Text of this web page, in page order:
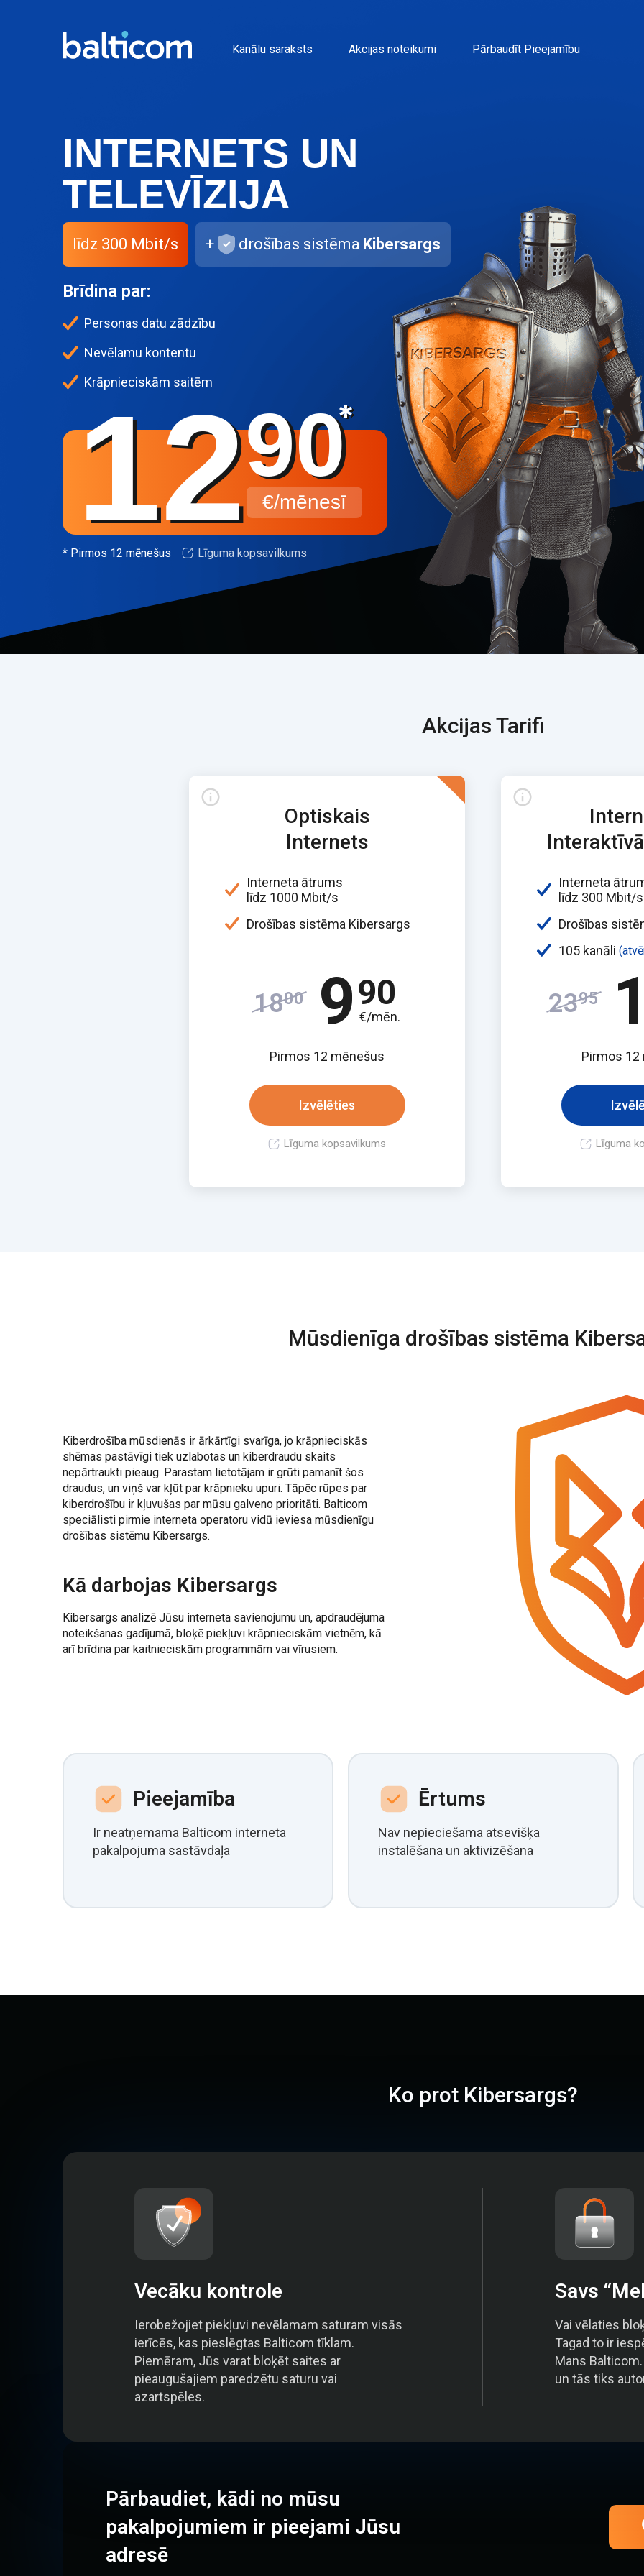
Kanālu saraksts Akcijas noteikumi Pārbaudīt Pieejamību
INTERNETS UN
TELEVĪZIJA
līdz 300 Mbit/s + drošības sistēma Kibersargs
Brīdina par:
Personas datu zādzību
Nevēlamu kontentu
Krāpnieciskām saitēm
1290
€/mēnesī
* Pirmos 12 mēnešus Līguma kopsavilkums
Akcijas Tarifi
Optiskais
Internets
Interneta ātrums
līdz 1000 Mbit/s
Drošības sistēma Kibersargs
1800 990
€/mēn.
Pirmos 12 mēnešus
Izvēlēties
Līguma kopsavilkums
Interneta
līdz 300 Mbit/s
Drošības
105 kanāli
2395
Pirmos
Līguma
Mūsdienīga drošības sistēma
Kiberdrošība mūsdienās ir ārkārtīgi svarīga, jo krāpnieciskās
shēmas pastāvīgi tiek uzlabotas un kiberdraudu skaits
nepārtraukti pieaug. Parastam lietotājam ir grūti pamanīt šos
draudus, un viņš var kļūt par krāpnieku upuri. Tāpēc rūpes par
kiberdrošību ir kļuvušas par mūsu galveno prioritāti. Balticom
speciālisti pirmie interneta operatoru vidū ieviesa mūsdienīgu
drošības sistēmu Kibersargs.
Kā darbojas Kibersargs
Kibersargs analizē Jūsu interneta savienojumu un, apdraudējuma
noteikšanas gadījumā, bloķē piekļuvi krāpnieciskām vietnēm, kā
arī brīdina par kaitnieciskām programmām vai vīrusiem.
Pieejamība
Ir neatņemama Balticom interneta
pakalpojuma sastāvdaļa
Ērtums
Nav nepieciešama atsevišķa
instalēšana un aktivizēšana
Ko prot Kibersargs?
Vecāku kontrole
Ierobežojiet piekļuvi nevēlamam saturam visās
ierīcēs, kas pieslēgtas Balticom tīklam.
Piemēram, Jūs varat bloķēt saites ar
pieaugušajiem paredzētu saturu vai
azartspēles.
Savs
Vai vēlaties
Tagad to ir
Mans
un tās tiks
Pārbaudiet, kādi no mūsu
pakalpojumiem ir pieejami Jūsu
adresē